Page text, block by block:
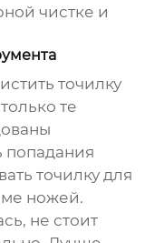
чистке и
точилку
те
попадания
точилку для
ножей.
не стоит